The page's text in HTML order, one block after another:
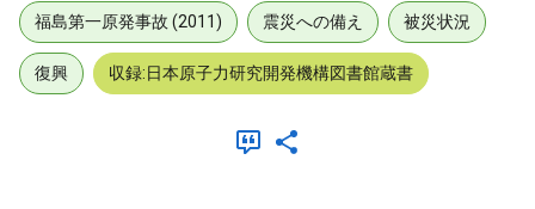
福島第一原発事故 (2011) 震災への備え 被災状況
復興 収録:日本原子力研究開発機構図書館蔵書